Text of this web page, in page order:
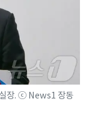
실장. ⓒ News1 장동